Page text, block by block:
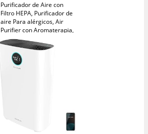
Purificador de Aire con
Filtro HEPA, Purificador de
aire Para alérgicos, Air
Purifier con Aromaterapia,
Elimina de Alergia Polen
Olor y Caspa de Mascota,
humo, Blanco